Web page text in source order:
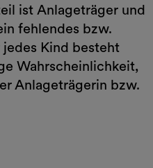
ist Anlageträger und
fehlendes bzw.
jedes Kind besteht
Wahrscheinlichkeit,
Anlageträgerin bzw.